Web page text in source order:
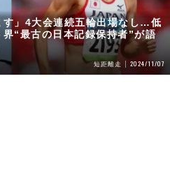
す」4大会連続五輪出場なし…低
“最古の日本記録保持者”が語
短距離走 2024/11/07